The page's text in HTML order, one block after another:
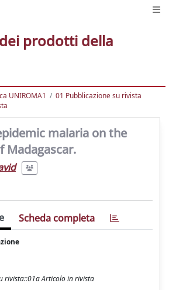
prodotti della
UNIROMA1
01 Pubblicazione su rivista
malaria on the
Madagascar.
Scheda completa
rivista::01a Articolo in rivista